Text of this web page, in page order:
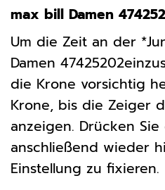
max bill Damen
Um die Zeit an der
Damen
die Krone vorsichtig
Krone, bis die Zeiger
anzeigen. Drücken
anschließend wieder
Einstellung zu fixieren.